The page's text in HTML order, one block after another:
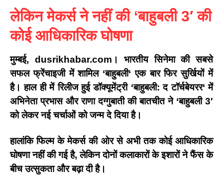
लेकिन मेकर्स ने नहीं की ‘बाहुबली3′की
कोई आधिकारिक घोषणा
मुम्बई, dusrikhabar.com।भारतीय सिनेमा की सबसे
सफल फ्रेंचाइजी में शामिल ‘बाहुबली‘ एक बार फिर सुर्खियों में
है। हाल ही में रिलीज हुई डॉक्यूमेंट्री ‘बाहुबली: द टॉर्चबेयरर‘ में
अभिनेताप्रभासऔरराणा दग्गुबातीकी बातचीत ने ‘बाहुबली3′
को लेकर नई चर्चाओं को जन्म दे दिया है।
हालांकि फिल्म के मेकर्स की ओर से अभी तक कोई आधिकारिक
घोषणा नहीं की गई है, लेकिन दोनों कलाकारों के इशारों ने फैंस के
बीच उत्सुकता और बढ़ा दी है।